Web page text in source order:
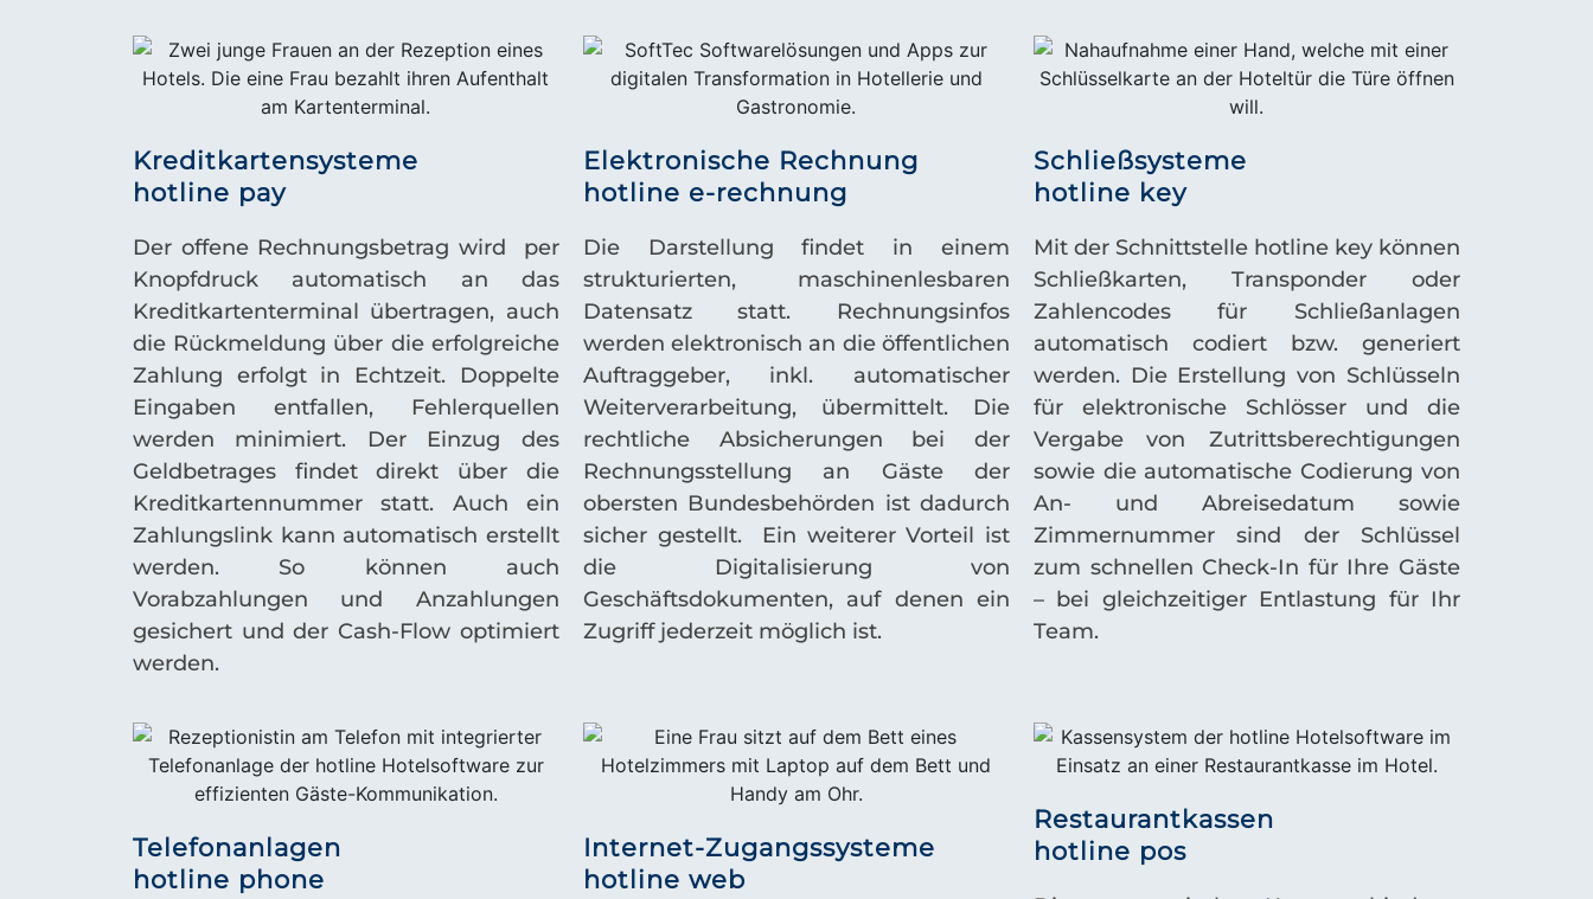
Kreditkartensysteme
hotline pay
Der offene Rechnungsbetrag wird per
Knopfdruck automatisch an das
Kreditkartenterminal übertragen, auch
die Rückmeldung über die erfolgreiche
Zahlung erfolgt in Echtzeit. Doppelte
Eingaben entfallen, Fehlerquellen
werden minimiert. Der Einzug des
Geldbetrages findet direkt über die
Kreditkartennummer statt. Auch ein
Zahlungslink kann automatisch erstellt
werden. So können auch
Vorabzahlungen und Anzahlungen
gesichert und der Cash-Flow optimiert
werden.
Elektronische Rechnung
hotline e-rechnung
Die Darstellung findet in einem
strukturierten, maschinenlesbaren
Datensatz statt. Rechnungsinfos
werden elektronisch an die öffentlichen
Auftraggeber, inkl. automatischer
Weiterverarbeitung, übermittelt. Die
rechtliche Absicherungen bei der
Rechnungsstellung an Gäste der
obersten Bundesbehörden ist dadurch
sicher gestellt. Ein weiterer Vorteil ist
die Digitalisierung von
Geschäftsdokumenten, auf denen ein
Zugriff jederzeit möglich ist.
Schließsysteme
hotline key
Mit der Schnittstelle hotline keykönnen
Schließkarten, Transponder oder
Zahlencodes für Schließanlagen
automatisch codiert bzw. generiert
werden. Die Erstellung von Schlüsseln
für elektronische Schlösser und die
Vergabe von Zutrittsberechtigungen
sowie die automatische Codierung von
An- und Abreisedatum sowie
Zimmernummer sind der Schlüssel
zum schnellen Check-In für Ihre Gäste
– bei gleichzeitiger Entlastung für Ihr
Team.
Telefonanlagen
hotline phone
Internet-Zugangssysteme
hotline web
Restaurantkassen
hotline pos